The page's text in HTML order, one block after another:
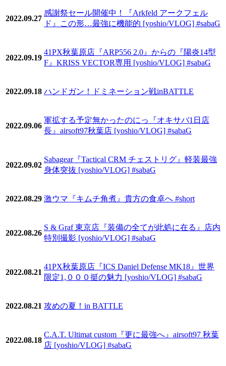
2022.09.27
感謝祭セール開催中！『Arkfeld アークフェル
ド』この形…最強に機能的 [yoshio/VLOG] #sabaG
2022.09.19
41PX秋葉原店『ARP556 2.0』からの『陽炎14型
F』KRISS VECTOR専用 [yoshio/VLOG] #sabaG
2022.09.18 ハンドガン！ドミネーション戦inBATTLE
2022.09.06
軍拡する予定無かったのにっ『オキサバ1日店
長』airsoft97秋葉店 [yoshio/VLOG] #sabaG
2022.09.02
Sabagear『Tactical CRM チェストリグ』軽装最強
身体突抜 [yoshio/VLOG] #sabaG
2022.08.29 激ウマ『キムチ角煮』貴方の食卓へ #short
2022.08.26
S & Graf 東京店『装備の全てが此処に在る』店内
特別撮影 [yoshio/VLOG] #sabaG
2022.08.21
41PX秋葉原店『ICS Daniel Defense MK18』世界
限定1,０００挺の魅力 [yoshio/VLOG] #sabaG
2022.08.21 攻めの夏！in BATTLE
2022.08.18
C.A.T. Ultimat custom『更に最強へ』airsoft97 秋葉
店 [yoshio/VLOG] #sabaG